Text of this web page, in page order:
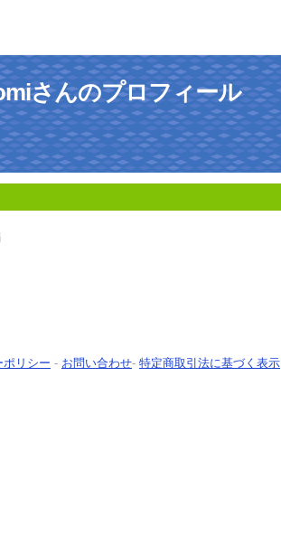
さんのプロフィール
ポリシー - お問い合わせ- 特定商取引法に基づく表示